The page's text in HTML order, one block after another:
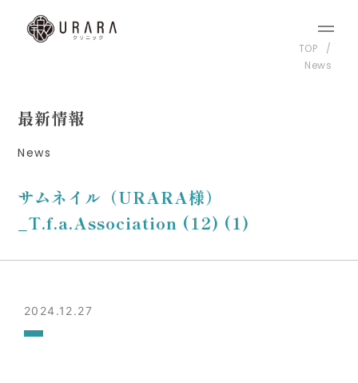
TOP
News
最新情報
News
サムネイル（URARA様）
_T.f.a.Association (12) (1)
2024.12.27